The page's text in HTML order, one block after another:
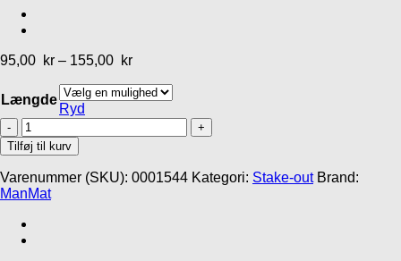
Hverdag
godbidder
m/halvkvæl
199,00kr
95,00 kr – 155,00 kr
Længde
Ryd
Stake
out
wire,
korrisions
behandlet
antal
Tilføj til kurv
Varenummer (SKU): 0001544 Kategori: Stake-out Brand:
ManMat